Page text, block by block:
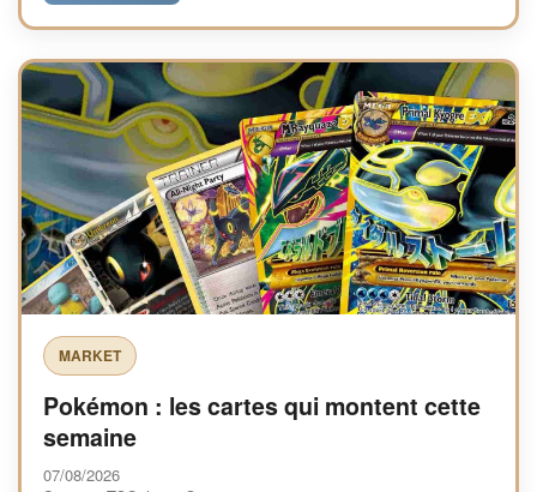
MARKET
Pokémon : les cartes qui montent cette
semaine
07/08/2026